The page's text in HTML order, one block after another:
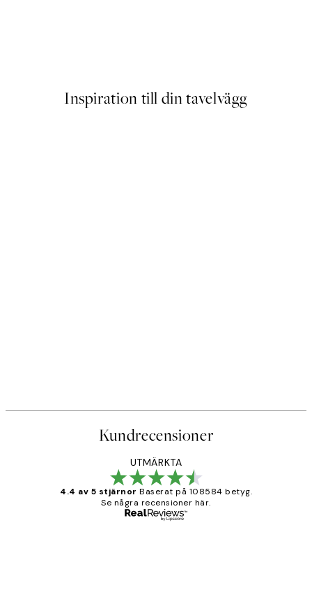
Inspiration till din tavelvägg
Kundrecensioner
UTMÄRKTA
4.4 av 5 stjärnor Baserat på 108584 betyg.
Se några recensioner här.